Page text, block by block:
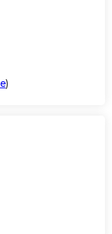
)